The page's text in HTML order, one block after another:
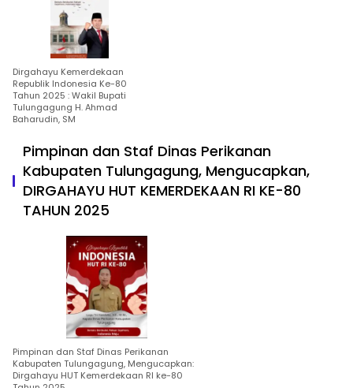
Dirgahayu Kemerdekaan
Republik Indonesia Ke-80
Tahun 2025 : Wakil Bupati
Tulungagung H. Ahmad
Baharudin, SM
Pimpinan dan Staf Dinas Perikanan
Kabupaten Tulungagung, Mengucapkan,
DIRGAHAYU HUT KEMERDEKAAN RI KE-80
TAHUN 2025
Pimpinan dan Staf Dinas Perikanan
Kabupaten Tulungagung, Mengucapkan:
Dirgahayu HUT Kemerdekaan RI ke-80